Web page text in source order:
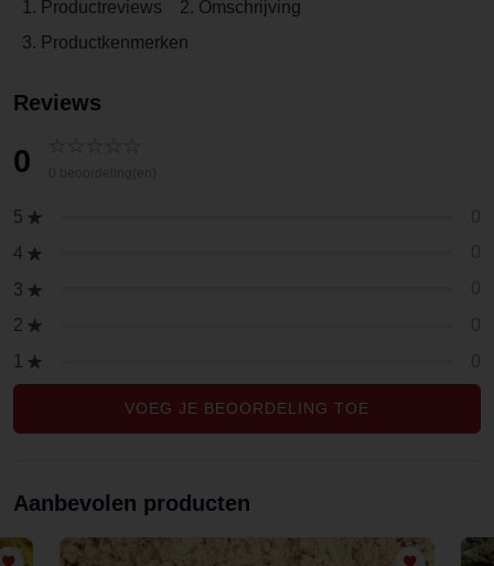
1. Productreviews
2. Omschrijving
3. Productkenmerken
Reviews
0
5
4
3
2
1
VOEG JE BEOORDELING TOE
Aanbevolen producten